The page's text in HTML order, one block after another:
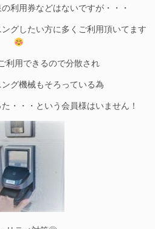
利用券などはないですが・・・
グしたい方に多くご利用頂いてます
利用できるので分散され
グ機械もそろっている為
・・・という会員様はいません！